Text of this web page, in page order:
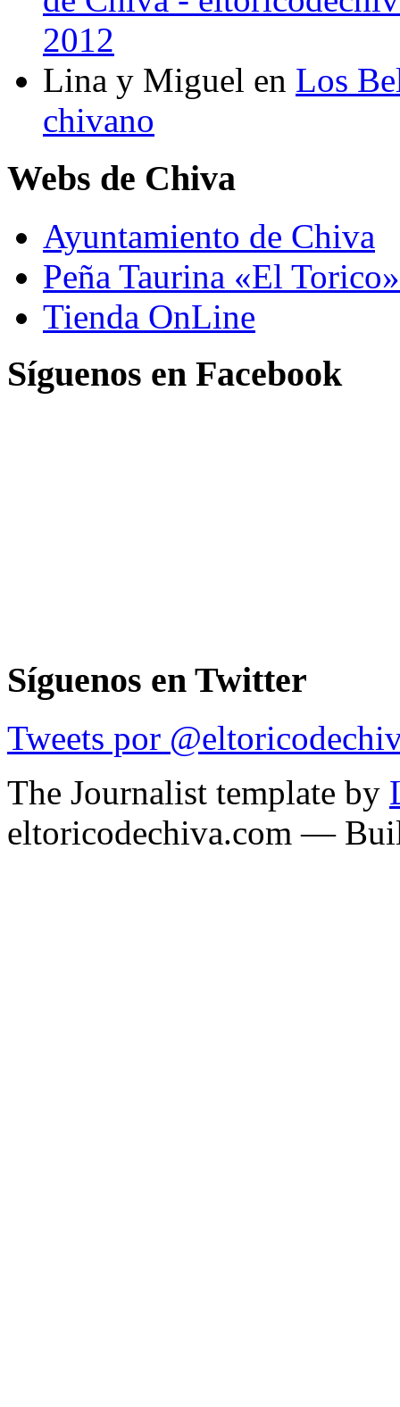
2012
Lina y Miguel en Los
chivano
Webs de Chiva
Ayuntamiento de Chiva
Peña Taurina «El Torico»
Tienda OnLine
Síguenos en Facebook
Síguenos en Twitter
Tweets por
The Journalist template by
eltoricodechiva.com —